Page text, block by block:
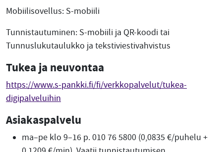
Mobiilisovellus: S-mobiili
Tunnistautuminen: S-mobiili ja QR-koodi tai
Tunnuslukutaulukko ja tekstiviestivahvistus
Tukea ja neuvontaa
https://www.s-pankki.fi/fi/verkkopalvelut/tukea-
digipalveluihin
Asiakaspalvelu
ma–pe klo 9–16 p. 010 76 5800 (0,0835 €/puhelu +